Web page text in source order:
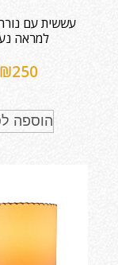
עששית עם
למראה
₪250
הוספה